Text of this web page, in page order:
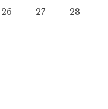
26 27
28